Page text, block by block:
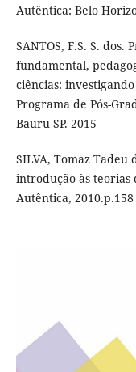
Autêntica: Belo
SANTOS, F.S. S. dos.
fundamental,
ciências:
Programa de Pós-
Bauru-SP. 2015
SILVA, Tomaz
introdução às teorias
Autêntica, 2010.p.158